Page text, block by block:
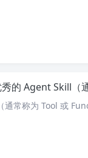
的 Agent Skill（通
常称为 Tool 或